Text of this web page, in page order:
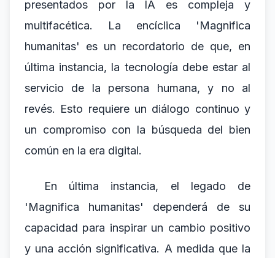
presentados por la IA es compleja y
multifacética. La encíclica 'Magnifica
humanitas' es un recordatorio de que, en
última instancia, la tecnología debe estar al
servicio de la persona humana, y no al
revés. Esto requiere un diálogo continuo y
un compromiso con la búsqueda del bien
común en la era digital.
En última instancia, el legado de
'Magnifica humanitas' dependerá de su
capacidad para inspirar un cambio positivo
y una acción significativa. A medida que la